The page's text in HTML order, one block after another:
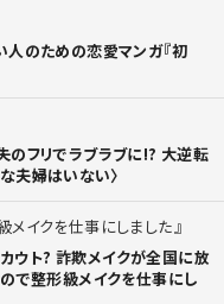
人のための恋愛マンガ『初
のフリでラブラブに!? 大逆転
夫婦はいない〉
メイクを仕事にしました
ウト? 詐欺メイクが全国に放
で整形級メイクを仕事にし